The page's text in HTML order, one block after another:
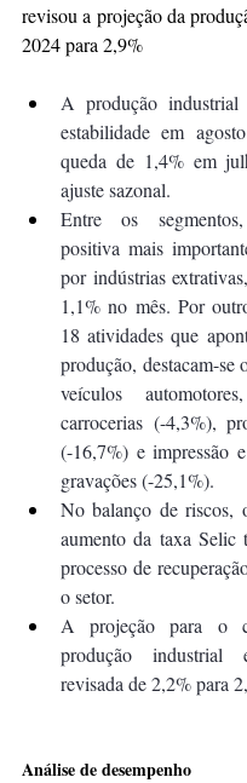
revisou a projeção da
2024 para 2,9%
A produção
estabilidade em
queda de 1,4% em
ajuste sazonal.
Entre os
positiva mais
por indústrias
1,1% no mês. Por
18 atividades que
produção, destacam-se
veículos
carrocerias (-4,3%),
(-16,7%) e impressão
gravações (-25,1%).
No balanço de riscos,
aumento da taxa Selic
processo de
o setor.
A projeção para o
produção
revisada de 2,2% para
Análise de desempenho